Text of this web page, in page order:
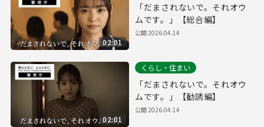
02:01
「だまされないで。それオウ
ムです。」【総合編】
公開2026.04.14
02:01
くらし・住まい
「だまされないで。それオウ
ムです。」【勧誘編】
公開2026.04.14